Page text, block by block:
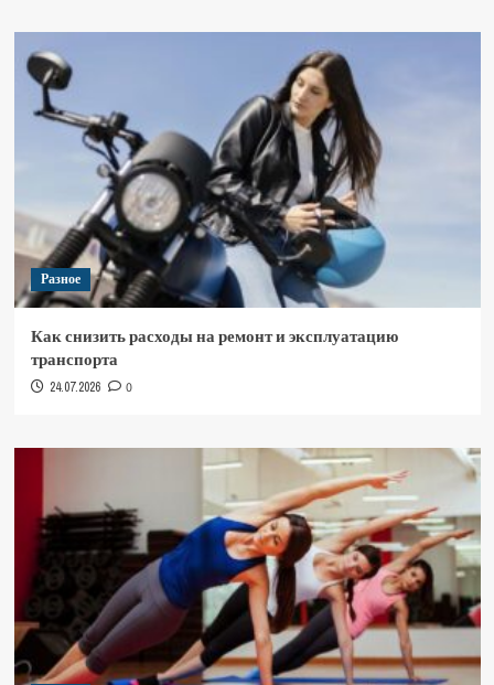
Разное
Как снизить расходы на ремонт и эксплуатацию
транспорта
24.07.2026 0